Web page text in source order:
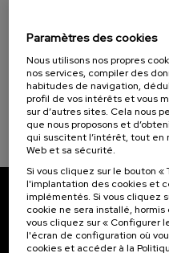
La Salud, un Compromiso con las
Objectifs de développement
y neonatal
20 h. Espagnol Basque .
À
Abonnez-vous à notre
Inscrivez-vous pour être le premier
actualités de l'UIK.
Paramètres des cookies
Nous utilisons nos propres
nos services, compiler des
habitudes de navigation,
profil de vos intérêts et vous
sur d’autres sites. Cela nous
que nous proposons et
qui suscitent l’intérêt, tout en
Web et sa sécurité.
Si vous cliquez sur le bouton
l'implantation des cookies et
implémentés. Si vous cliquez
cookie ne sera installé,
vous cliquez sur « Configurer
l'écran de configuration où
cookies et accéder à la